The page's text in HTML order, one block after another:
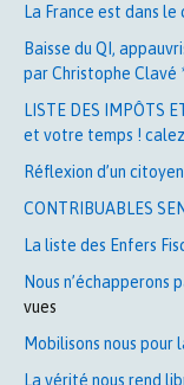
La France est dans
Baisse du QI,
par Christophe Clavé
LISTE DES IMPÔTS
et votre temps !
Réflexion d’un
CONTRIBUABLES
La liste des Enfers
Nous n’échapperons
vues
Mobilisons nous pour
La vérité nous rend